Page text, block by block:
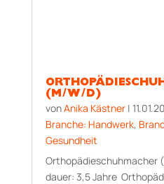
(M/W/D)
vonAnika Kästner|
Branche: Handwerk,
Gesundheit
Orthopädieschuhmacher
dauer: 3,5 Jahre